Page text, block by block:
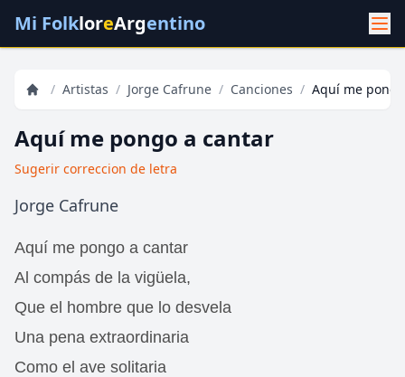
Mi FolkloreArgentino
/ Artistas / Jorge Cafrune / Canciones / Aquí me
Aquí me pongo a cantar
Sugerir correccion de letra
Jorge Cafrune
Aquí me pongo a cantar
Al compás de la vigüela,
Que el hombre que lo desvela
Una pena extraordinaria
Como el ave solitaria